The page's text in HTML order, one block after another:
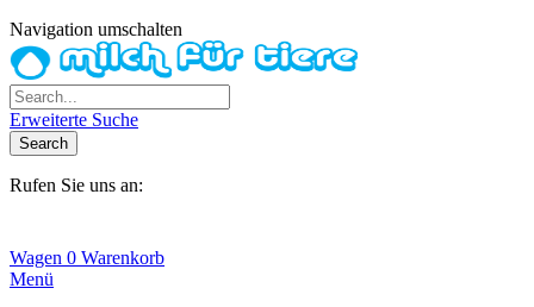
Navigation umschalten
Erweiterte Suche
Search
Rufen Sie uns an:
Wagen 0 Warenkorb
Menü